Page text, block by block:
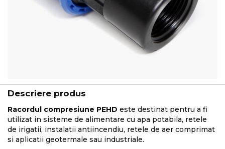
Descriere produs
Racordul compresiune PEHD este destinat pentru a fi
utilizat in sisteme de alimentare cu apa potabila, retele
de irigatii, instalatii antiincendiu, retele de aer comprimat
si aplicatii geotermale sau industriale.